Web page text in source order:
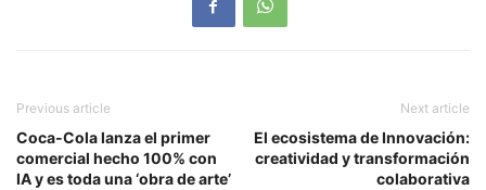
Previous article
Coca-Cola lanza el primer
comercial hecho 100% con
IA y es toda una ‘obra de arte’
Next article
El ecosistema de Innovación:
creatividad y transformación
colaborativa